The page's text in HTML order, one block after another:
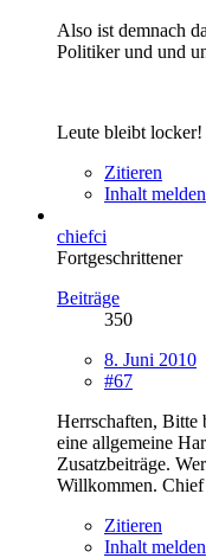
Also ist demnach
Politiker und und
Leute bleibt locker!
Zitieren
Inhalt melden
chiefci
Fortgeschrittener
Beiträge
350
8. Juni 2010
#67
Herrschaften, Bitte
eine allgemeine
Zusatzbeiträge.
Willkommen. Chief
Zitieren
Inhalt melden